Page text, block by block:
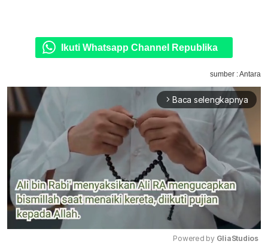
Ikuti Whatsapp Channel Republika
sumber : Antara
arrow_forward_ios Baca selengkapnya
Powered by GliaStudios